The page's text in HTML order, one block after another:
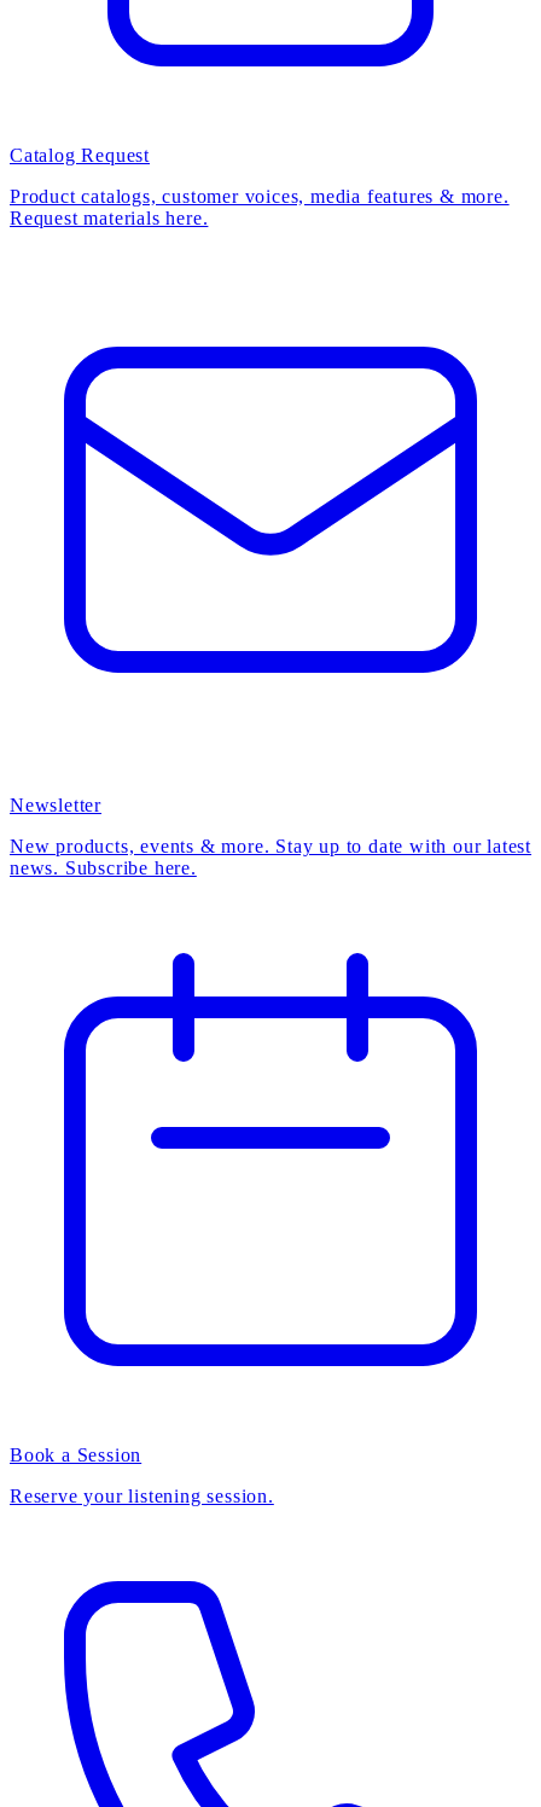
Catalog Request
Product catalogs, customer voices, media features & more.
Request materials here.
Newsletter
New products, events & more. Stay up to date with our latest
news. Subscribe here.
Book a Session
Reserve your listening session.